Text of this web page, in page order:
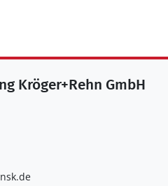
Kröger+Rehn GmbH